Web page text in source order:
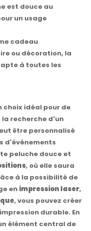
est douce au
un usage
cadeau
ou décoration, la
à toutes les
choix idéal pour de
la recherche d'un
être personnalisé
d'événements
peluche douce et
, où elle saura
à la possibilité de
en impression laser,
, vous pouvez créer
durable. En
élément central de